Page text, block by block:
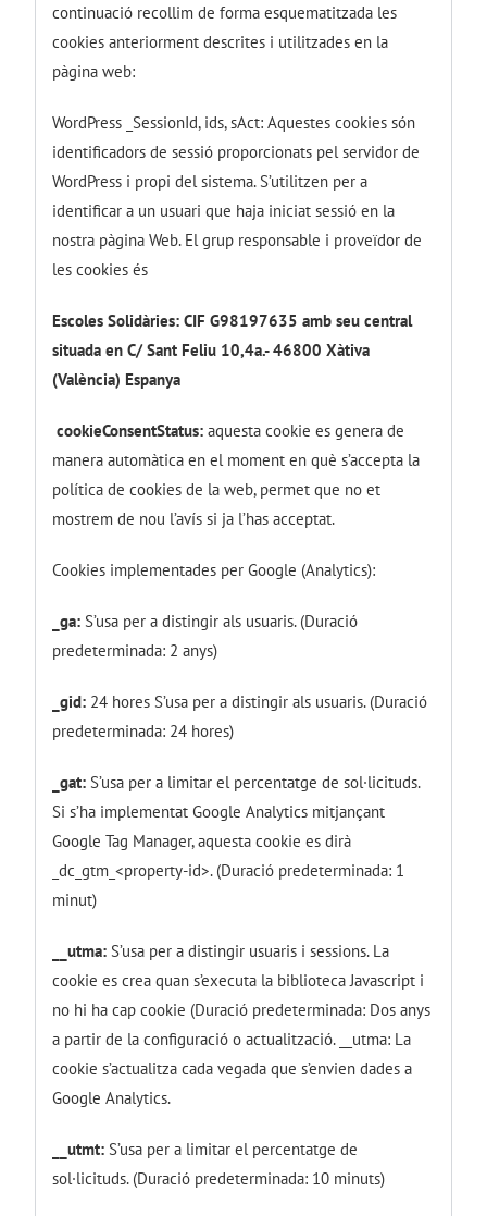
continuació recollim de forma esquematitzada les
cookies anteriorment descrites i utilitzades en la
pàgina web:
WordPress _SessionId, ids, sAct: Aquestes cookies són
identificadors de sessió proporcionats pel servidor de
WordPress i propi del sistema. S’utilitzen per a
identificar a un usuari que haja iniciat sessió en la
nostra pàgina Web. El grup responsable i proveïdor de
les cookies és
Escoles Solidàries: CIF G98197635 amb seu central
situada en C/ Sant Feliu 10,4a.- 46800 Xàtiva
(València) Espanya
cookieConsentStatus: aquesta cookie es genera de
manera automàtica en el moment en què s’accepta la
política de cookies de la web, permet que no et
mostrem de nou l’avís si ja l’has acceptat.
Cookies implementades per Google (Analytics):
_ga: S’usa per a distingir als usuaris. (Duració
predeterminada: 2 anys)
_gid: 24 hores S’usa per a distingir als usuaris. (Duració
predeterminada: 24 hores)
_gat: S’usa per a limitar el percentatge de sol·licituds.
Si s’ha implementat Google Analytics mitjançant
Google Tag Manager, aquesta cookie es dirà
_dc_gtm_<property-id>. (Duració predeterminada: 1
minut)
__utma: S’usa per a distingir usuaris i sessions. La
cookie es crea quan s’executa la biblioteca Javascript i
no hi ha cap cookie (Duració predeterminada: Dos anys
a partir de la configuració o actualització. __utma: La
cookie s’actualitza cada vegada que s’envien dades a
Google Analytics.
__utmt: S’usa per a limitar el percentatge de
sol·licituds. (Duració predeterminada: 10 minuts)